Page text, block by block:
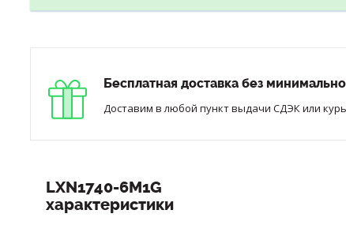
Бесплатная доставка без
Доставим в любой пункт выдачи СДЭК или
LXN1740-6M1G
характеристики